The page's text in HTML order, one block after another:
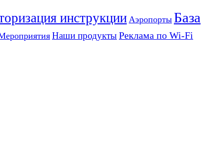
инструкции Аэропорты База
Наши продуктыРеклама по Wi-Fi